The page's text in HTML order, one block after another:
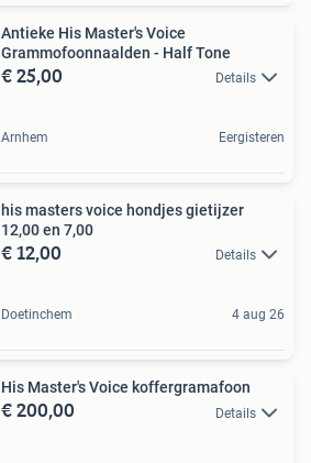
Antieke His Master's Voice
Grammofoonnaalden - Half Tone
€ 25,00 Details
Arnhem Eergisteren
his masters voice hondjes gietijzer
12,00 en 7,00
€ 12,00 Details
Doetinchem 4 aug 26
His Master's Voice koffergramafoon
€ 200,00 Details